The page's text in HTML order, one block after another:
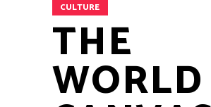
CULTURE
THE